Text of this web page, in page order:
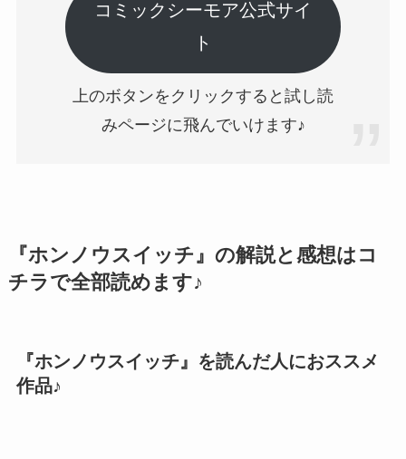
コミックシーモア公式サイ
ト
上のボタンをクリックすると試し読
みページに飛んでいけます♪
『ホンノウスイッチ』の解説と感想はコ
チラで全部読めます♪
『ホンノウスイッチ』を読んだ人におススメ
作品♪